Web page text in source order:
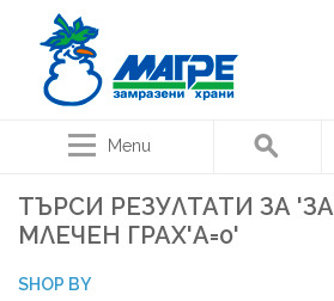
Menu
ТЪРСИ РЕЗУЛТАТИ ЗА
МЛЕЧЕН ГРАХ'A=0'
SHOP BY